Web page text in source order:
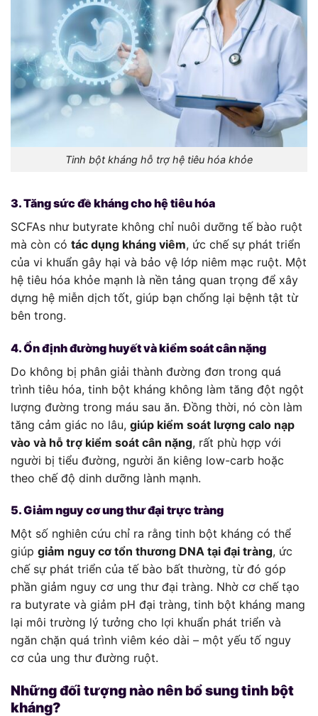
Tinh bột kháng hỗ trợ hệ tiêu hóa khỏe
3. Tăng sức đề kháng cho hệ tiêu hóa
SCFAs như butyrate không chỉ nuôi dưỡng tế bào ruột
mà còn có tác dụng kháng viêm, ức chế sự phát triển
của vi khuẩn gây hại và bảo vệ lớp niêm mạc ruột. Một
hệ tiêu hóa khỏe mạnh là nền tảng quan trọng để xây
dựng hệ miễn dịch tốt, giúp bạn chống lại bệnh tật từ
bên trong.
4. Ổn định đường huyết và kiểm soát cân nặng
Do không bị phân giải thành đường đơn trong quá
trình tiêu hóa, tinh bột kháng không làm tăng đột ngột
lượng đường trong máu sau ăn. Đồng thời, nó còn làm
tăng cảm giác no lâu, giúp kiểm soát lượng calo nạp
vào và hỗ trợ kiểm soát cân nặng, rất phù hợp với
người bị tiểu đường, người ăn kiêng low-carb hoặc
theo chế độ dinh dưỡng lành mạnh.
5. Giảm nguy cơ ung thư đại trực tràng
Một số nghiên cứu chỉ ra rằng tinh bột kháng có thể
giúp giảm nguy cơ tổn thương DNA tại đại tràng, ức
chế sự phát triển của tế bào bất thường, từ đó góp
phần giảm nguy cơ ung thư đại tràng. Nhờ cơ chế tạo
ra butyrate và giảm pH đại tràng, tinh bột kháng mang
lại môi trường lý tưởng cho lợi khuẩn phát triển và
ngăn chặn quá trình viêm kéo dài – một yếu tố nguy
cơ của ung thư đường ruột.
Những đối tượng nào nên bổ sung tinh bột
kháng?